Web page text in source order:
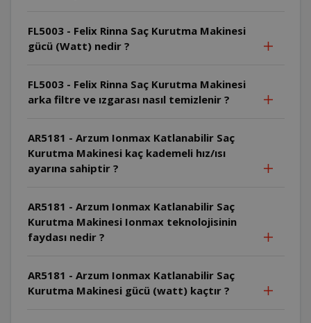
FL5003 - Felix Rinna Saç Kurutma Makinesi
gücü (Watt) nedir ?
FL5003 - Felix Rinna Saç Kurutma Makinesi
arka filtre ve ızgarası nasıl temizlenir ?
AR5181 - Arzum Ionmax Katlanabilir Saç
Kurutma Makinesi kaç kademeli hız/ısı
ayarına sahiptir ?
AR5181 - Arzum Ionmax Katlanabilir Saç
Kurutma Makinesi Ionmax teknolojisinin
faydası nedir ?
AR5181 - Arzum Ionmax Katlanabilir Saç
Kurutma Makinesi gücü (watt) kaçtır ?